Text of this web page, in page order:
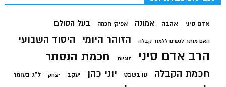
אדם סיני אהבה אמונה אפיקי חכמה בעל הסולם
האם מותר לנשים ללמוד קבלה הזוהר היומי היסוד השבועי
הרב אדם סיני זוגיות חכמת הנסתר
חכמת הקבלה טו בשבט יוני כהן יעקב יצחק ל"ג בעומר